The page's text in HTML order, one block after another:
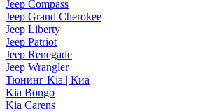
Jeep Compass
Jeep Grand Cherokee
Jeep Liberty
Jeep Patriot
Jeep Renegade
Jeep Wrangler
Тюнинг Kia | Киа
Kia Bongo
Kia Carens